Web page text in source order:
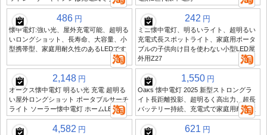
486 円
懐中電灯:強い光、屋外充電可能、超明る
いロングショット、長寿命、大容量、小
型携帯型、家庭用耐久性のあるLEDです
242 円
ミニ懐中電灯、明るいライト、超明るい
充電式長スポットライト、家庭用ポータ
ブルの子供向け目を使わない小型LED屋
外用Z27
2,148 円
オークス懐中電灯 明るい光 充電 超明る
い屋外ロングショット ポータブルサーチ
ライト ソーラー懐中電灯 ホームLED
1,550 円
Oaks 懐中電灯 2025 新型ストロングラ
イト長距離投影、超明るく高出力、超長
バッテリー持続、充電式で家庭用耐久性
4,582 円 621 円